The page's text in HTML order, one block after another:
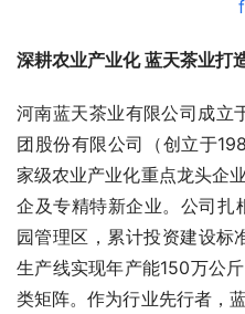
深耕农业产业化 蓝天茶业打
河南蓝天茶业有限公司成立
团股份有限公司（创立于
家级农业产业化重点龙头企
企及专精特新企业。公司扎
园管理区，累计投资建设标
生产线实现年产能150万公
类矩阵。作为行业先行者，